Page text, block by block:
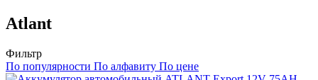
Atlant
Фильтр
По популярности По алфавиту По цене